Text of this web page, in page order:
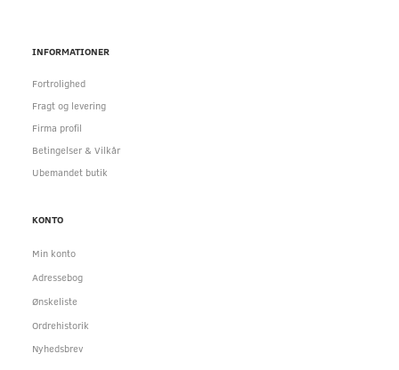
INFORMATIONER
Fortrolighed
Fragt og levering
Firma profil
Betingelser & Vilkår
Ubemandet butik
KONTO
Min konto
Adressebog
Ønskeliste
Ordrehistorik
Nyhedsbrev